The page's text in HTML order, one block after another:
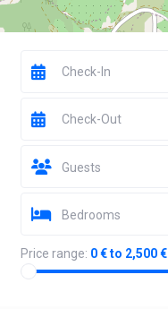
Guests
Bedrooms
Price range: 0 € to 2,500 €